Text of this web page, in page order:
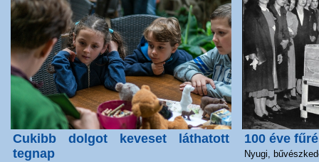
Cukibb dolgot keveset láthatott
tegnap
100 éve
Nyugi,